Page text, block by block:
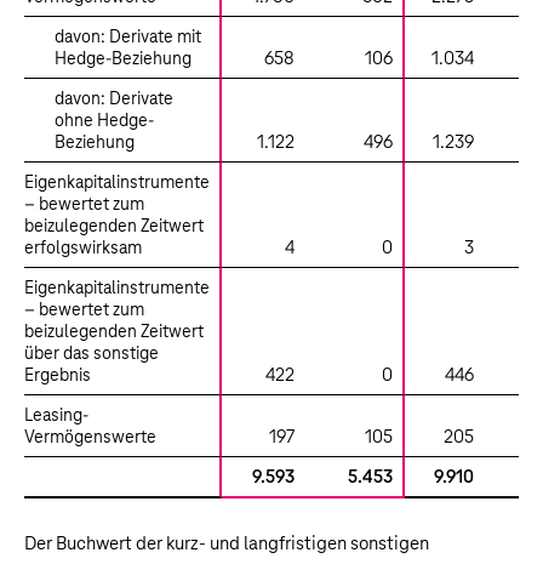
davon: Derivate mit
Hedge-Beziehung
658 106 1.034
davon: Derivate
ohne Hedge-
Beziehung
1.122 496 1.239
Eigenkapitalinstrumente
– bewertet zum
beizulegenden Zeitwert
erfolgswirksam
4 0 3
Eigenkapitalinstrumente
– bewertet zum
beizulegenden Zeitwert
über das sonstige
Ergebnis
422 0 446
Leasing-
Vermögenswerte
197 105 205
9.593 5.453 9.910
Der Buchwert der kurz- und langfristigen sonstigen